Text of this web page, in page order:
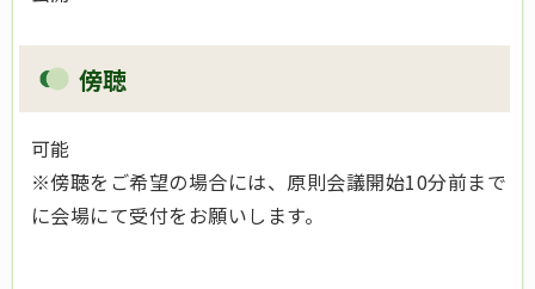
傍聴
可能
※傍聴をご希望の場合には、原則会議開始10分前まで
に会場にて受付をお願いします。